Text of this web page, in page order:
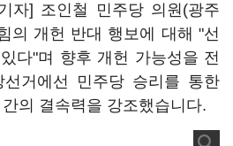
자] 조인철 민주당 의원(광주
의 개헌 반대 행보에 대해 "선
다"며 향후 개헌 가능성을 전
선거에선 민주당 승리를 통한
의 결속력을 강조했습니다.